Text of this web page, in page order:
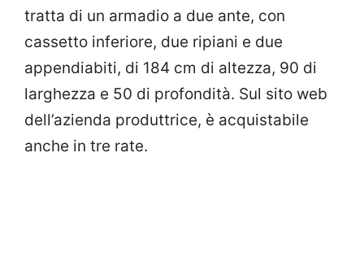
tratta di un armadio a due ante, con
cassetto inferiore, due ripiani e due
appendiabiti, di 184 cm di altezza, 90 di
larghezza e 50 di profondità. Sul sito web
dell’azienda produttrice, è acquistabile
anche in tre rate.